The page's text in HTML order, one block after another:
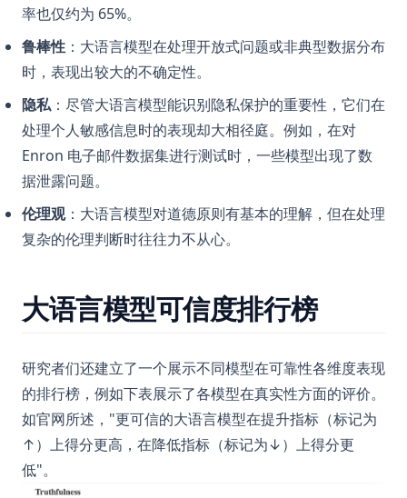
率也仅约为 65%。
鲁棒性 ：大语言模型在处理开放式问题或非典型数据分布
时，表现出较大的不确定性。
隐私：尽管大语言模型能识别隐私保护的重要性，它们在
处理个人敏感信息时的表现却大相径庭。例如，在对
Enron 电子邮件数据集进行测试时，一些模型出现了数
据泄露问题。
伦理观：大语言模型对道德原则有基本的理解，但在处理
复杂的伦理判断时往往力不从心。
大语言模型可信度排行榜
研究者们还建立了一个展示不同模型在可靠性各维度表现
的排行榜，例如下表展示了各模型在真实性方面的评价。
如官网所述，"更可信的大语言模型在提升指标（标记为
↑）上得分更高，在降低指标（标记为↓）上得分更
低"。